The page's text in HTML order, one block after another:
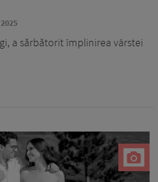
a sărbătorit împlinirea vârstei